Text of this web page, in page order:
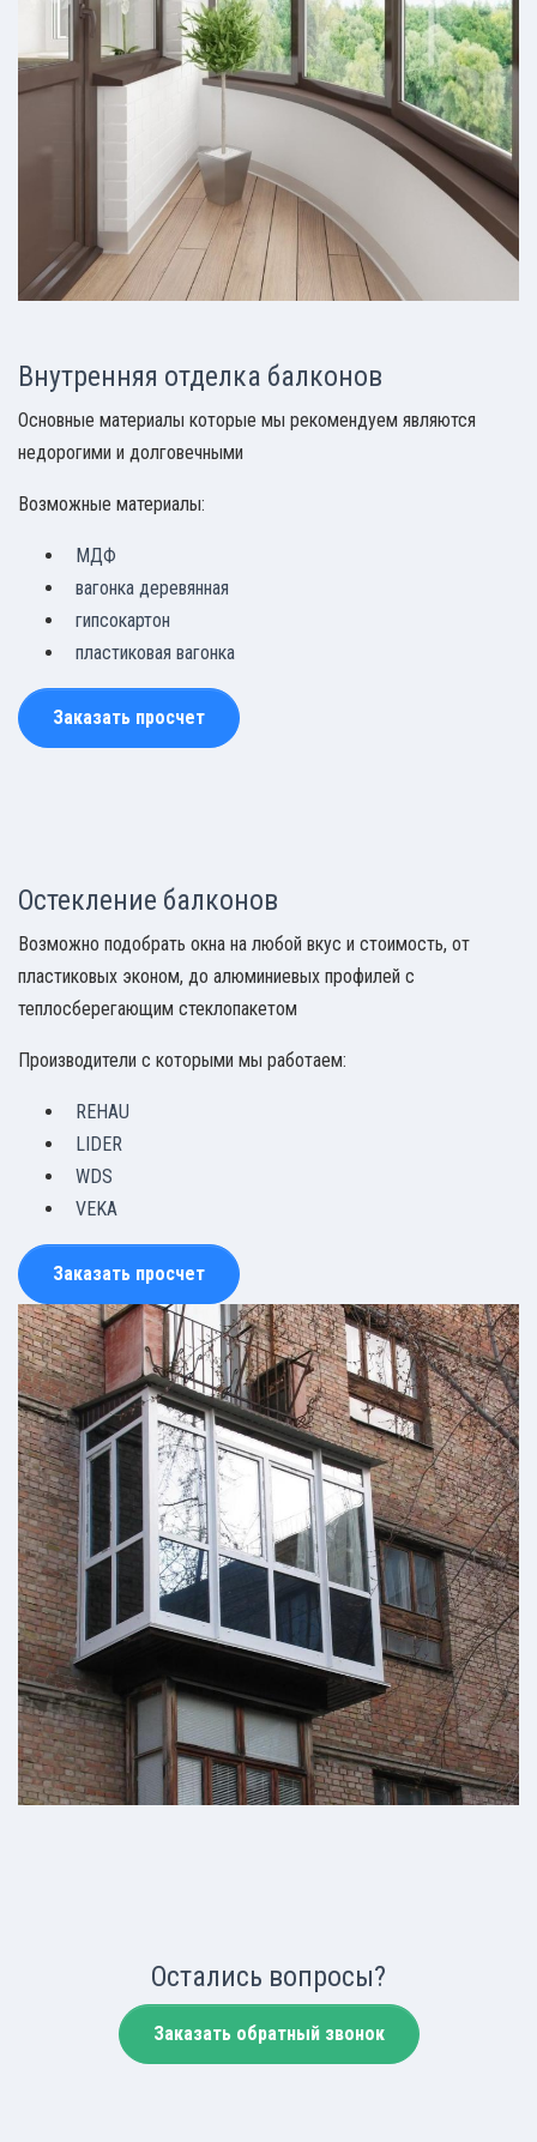
Внутренняя отделка балконов
Основные материалы которые мы рекомендуем являются
недорогими и долговечными
Возможные материалы:
МДФ
вагонка деревянная
гипсокартон
пластиковая вагонка
Заказать просчет
Остекление балконов
Возможно подобрать окна на любой вкус и стоимость, от
пластиковых эконом, до алюминиевых профилей с
теплосберегающим стеклопакетом
Производители с которыми мы работаем:
REHAU
LIDER
WDS
VEKA
Заказать просчет
Остались вопросы?
Заказать обратный звонок